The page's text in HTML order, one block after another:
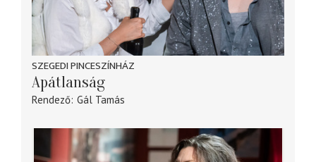
SZEGEDI PINCESZÍNHÁZ
Apátlanság
Rendező Gál Tamás